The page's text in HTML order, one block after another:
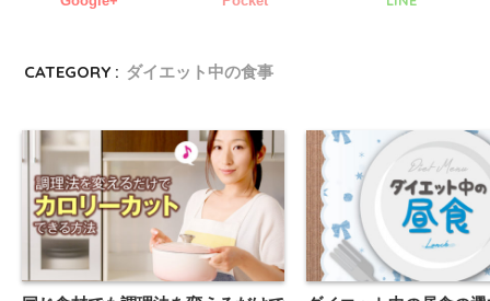
CATEGORY : ダイエット中の食事